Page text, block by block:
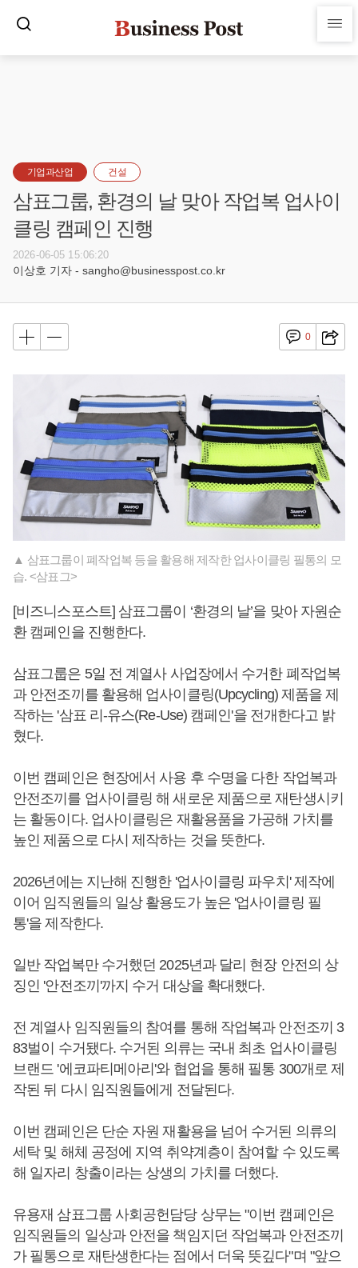
기업과산업 건설
삼표그룹, 환경의 날 맞아 작업복 업사이
클링 캠페인 진행
2026-06-05 15:06:20
이상호 기자 - sangho@businesspost.co.kr
0
▲ 삼표그룹이 폐작업복 등을 활용해 제작한 업사이클링 필통의 모
습. <삼표그>
[비즈니스포스트] 삼표그룹이 ‘환경의 날’을 맞아 자원순
환 캠페인을 진행한다.
삼표그룹은 5일 전 계열사 사업장에서 수거한 폐작업복
과 안전조끼를 활용해 업사이클링(Upcycling) 제품을 제
작하는 '삼표 리-유스(Re-Use) 캠페인'을 전개한다고 밝
혔다.
이번 캠페인은 현장에서 사용 후 수명을 다한 작업복과
안전조끼를 업사이클링 해 새로운 제품으로 재탄생시키
는 활동이다. 업사이클링은 재활용품을 가공해 가치를
높인 제품으로 다시 제작하는 것을 뜻한다.
2026년에는 지난해 진행한 '업사이클링 파우치' 제작에
이어 임직원들의 일상 활용도가 높은 '업사이클링 필
통'을 제작한다.
일반 작업복만 수거했던 2025년과 달리 현장 안전의 상
징인 '안전조끼'까지 수거 대상을 확대했다.
전 계열사 임직원들의 참여를 통해 작업복과 안전조끼 3
83벌이 수거됐다. 수거된 의류는 국내 최초 업사이클링
브랜드 '에코파티메아리'와 협업을 통해 필통 300개로 제
작된 뒤 다시 임직원들에게 전달된다.
이번 캠페인은 단순 자원 재활용을 넘어 수거된 의류의
세탁 및 해체 공정에 지역 취약계층이 참여할 수 있도록
해 일자리 창출이라는 상생의 가치를 더했다.
유용재 삼표그룹 사회공헌담당 상무는 "이번 캠페인은
임직원들의 일상과 안전을 책임지던 작업복과 안전조끼
가 필통으로 재탄생한다는 점에서 더욱 뜻깊다"며 "앞으